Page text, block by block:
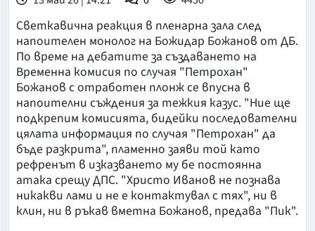
Светкавична реакция в пленарна зала след
напоителен монолог на Божидар Божанов от ДБ.
По време на дебатите за създаването на
Временна комисия по случая "Петрохан"
Божанов с отработен плонж се впусна в
напоителни съждения за тежкия казус. "Ние ще
подкрепим комисията, бидейки последователни
цялата информация по случая "Петрохан" да
бъде разкрита", пламенно заяви той като
рефренът в изказването му бе постоянна
атака срещу ДПС. "Христо Иванов не познава
никакви лами и не е контактувал с тях", ни в
клин, ни в ръкав вметна Божанов, предава "Пик".